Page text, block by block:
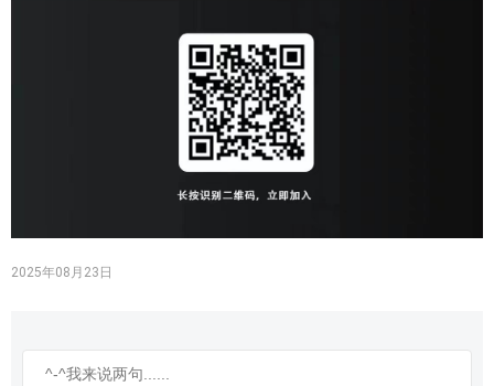
2025年08月23日